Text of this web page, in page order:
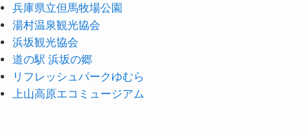
兵庫県立但馬牧場公園
湯村温泉観光協会
浜坂観光協会
道の駅 浜坂の郷
リフレッシュパークゆむら
上山高原エコミュージアム